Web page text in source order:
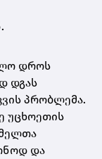
დროს
დგას
პრობლემა.
უცხოეთის
და